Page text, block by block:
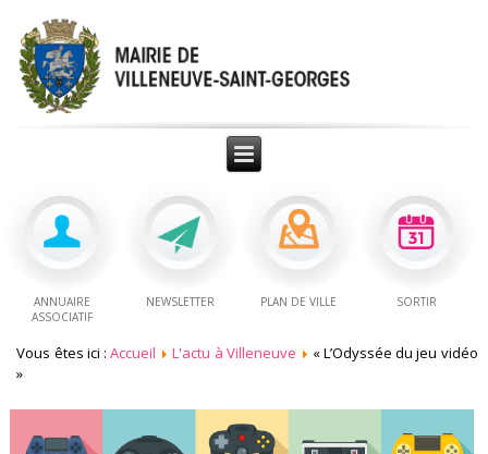
ANNUAIRE
ASSOCIATIF
NEWSLETTER PLAN DE VILLE SORTIR
Vous êtes ici :Accueil L'actu à Villeneuve
« L’Odyssée du jeu vidéo
»